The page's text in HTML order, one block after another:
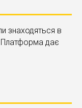
знаходяться в
Платформа дає